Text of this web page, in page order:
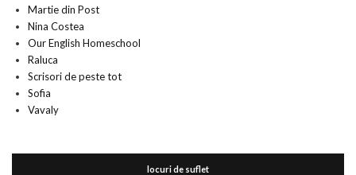
Martie din Post
Nina Costea
Our English Homeschool
Raluca
Scrisori de peste tot
Sofia
Vavaly
locuri de suflet